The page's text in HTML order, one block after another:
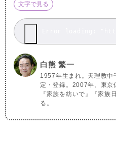
文字で見る
白熊 繁一
1957年生まれ。天理教
定・登録。2007年、東京
『家族を紡いで』『家族
る。